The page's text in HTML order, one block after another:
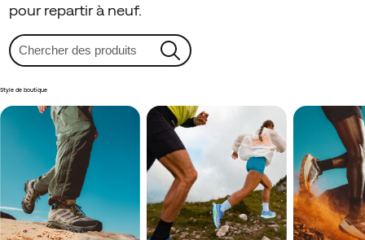
pour repartir à neuf.
Style de boutique